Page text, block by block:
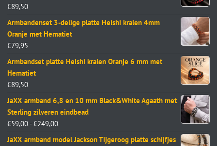
€89,50
Armbandenset 3-delige platte Heishi kralen 4mm
Oranje met Hematiet
€79,95
Armbandset platte Heishi kralen Oranje 6 mm met
Hematiet
€89,50
JaXX armband 6,8 en 10 mm Black&White Agaath met
Sterling zilveren eindbead
€59,00 - €249,00
JaXX armband model Jackson Tijgeroog platte schijfjes